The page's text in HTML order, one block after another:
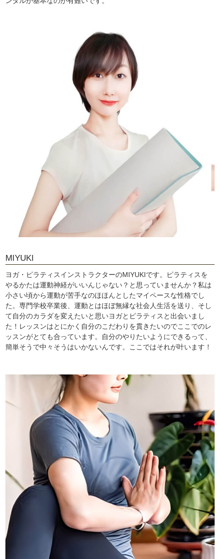
MIYUKI
ヨガ・ピラティスインストラクターのMIYUKIです。ピラティスを
やるかたは運動神経がいいんじゃない？と思っていませんか？私は
小さい頃から運動が苦手なのほほんとしたマイペースな性格でし
た。専門学校卒業後、運動とはほぼ無縁な社会人生活を送り、そし
て自分のカラダを変えたいと思いヨガとピラティスと出会いまし
た！レッスンはとにかく自分のこだわりを貫きたいのでここでのレ
ッスンがとても合っています。自分のやりたいようにできるって、
簡単そうで中々そうはいかないんです。ここではそれが叶います！